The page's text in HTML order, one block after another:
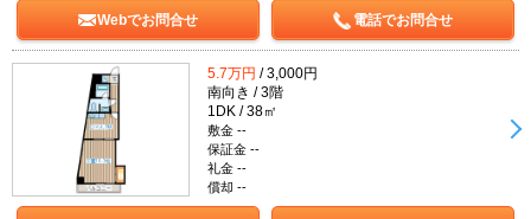
Webでお問合せ 電話でお問合せ
5.7万円 / 3,000円
南向き / 3階
1DK / 38㎡
敷金 --
保証金 --
礼金 --
償却 --